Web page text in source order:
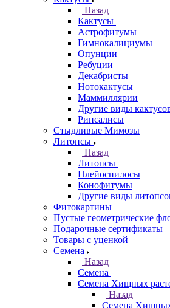
Назад
Кактусы
Астрофитумы
Гимнокалициумы
Опунции
Ребуции
Декабристы
Нотокактусы
Маммиллярии
Другие виды
Рипсалисы
Стыдливые Мимозы
Литопсы
Назад
Литопсы
Плейоспилосы
Конофитумы
Другие виды
Фитокартины
Пустые геометрические
Подарочные сертификаты
Товары с уценкой
Семена
Назад
Семена
Семена Хищных
Назад
Семена